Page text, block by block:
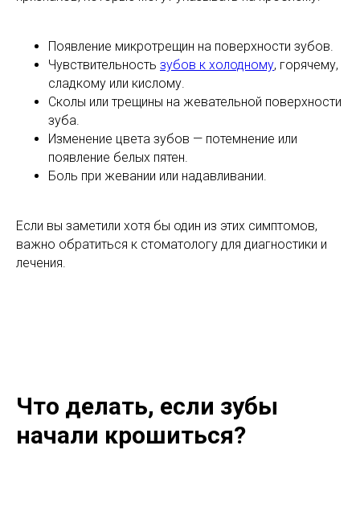
Появление микротрещин на поверхности зубов.
Чувствительность зубов к холодному, горячему,
сладкому или кислому.
Сколы или трещины на жевательной поверхности
зуба.
Изменение цвета зубов — потемнение или
появление белых пятен.
Боль при жевании или надавливании.
Если вы заметили хотя бы один из этих симптомов,
важно обратиться к стоматологу для диагностики и
лечения.
Что делать, если зубы
начали крошиться?